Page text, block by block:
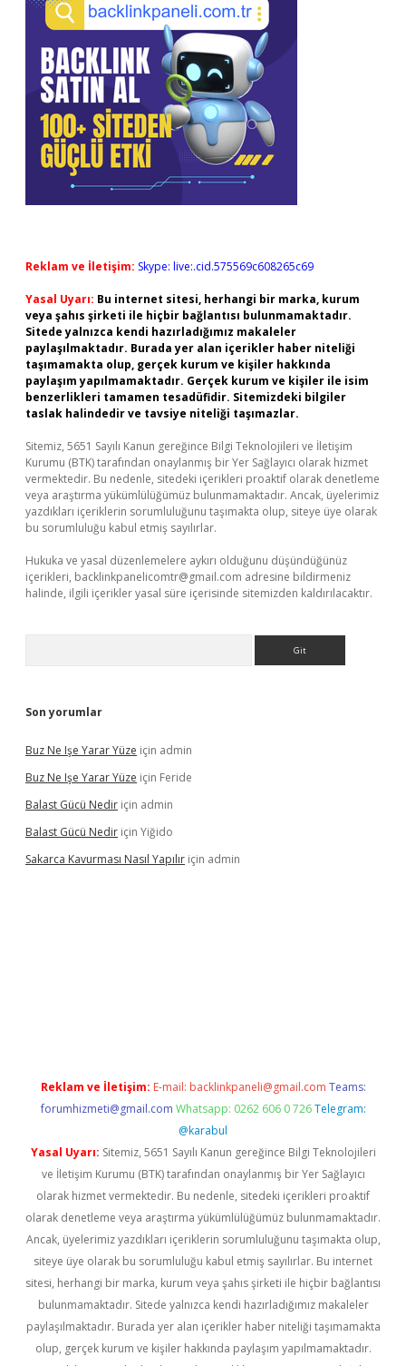
Reklam ve İletişim: Skype: live:.cid.575569c608265c69
Yasal Uyarı: Bu internet sitesi, herhangi bir marka, kurum
veya şahıs şirketi ile hiçbir bağlantısı bulunmamaktadır.
Sitede yalnızca kendi hazırladığımız makaleler
paylaşılmaktadır. Burada yer alan içerikler haber niteliği
taşımamakta olup, gerçek kurum ve kişiler hakkında
paylaşım yapılmamaktadır. Gerçek kurum ve kişiler ile isim
benzerlikleri tamamen tesadüfidir. Sitemizdeki bilgiler
taslak halindedir ve tavsiye niteliği taşımazlar.
Sitemiz, 5651 Sayılı Kanun gereğince Bilgi Teknolojileri ve İletişim
Kurumu (BTK) tarafından onaylanmış bir Yer Sağlayıcı olarak hizmet
vermektedir. Bu nedenle, sitedeki içerikleri proaktif olarak denetleme
veya araştırma yükümlülüğümüz bulunmamaktadır. Ancak, üyelerimiz
yazdıkları içeriklerin sorumluluğunu taşımakta olup, siteye üye olarak
bu sorumluluğu kabul etmiş sayılırlar.
Hukuka ve yasal düzenlemelere aykırı olduğunu düşündüğünüz
içerikleri, backlinkpanelicomtr@gmail.com adresine bildirmeniz
halinde, ilgili içerikler yasal süre içerisinde sitemizden kaldırılacaktır.
Son yorumlar
Buz Ne Işe Yarar Yüze için admin
Buz Ne Işe Yarar Yüze için Feride
Balast Gücü Nedir için admin
Balast Gücü Nedir için Yiğido
Sakarca Kavurması Nasıl Yapılır için admin
Reklam ve İletişim: E-mail: backlinkpaneli@gmail.com Teams:
forumhizmeti@gmail.com Whatsapp: 0262 606 0 726 Telegram:
@karabul
Yasal Uyarı: Sitemiz, 5651 Sayılı Kanun gereğince Bilgi Teknolojileri
ve İletişim Kurumu (BTK) tarafından onaylanmış bir Yer Sağlayıcı
olarak hizmet vermektedir. Bu nedenle, sitedeki içerikleri proaktif
olarak denetleme veya araştırma yükümlülüğümüz bulunmamaktadır.
Ancak, üyelerimiz yazdıkları içeriklerin sorumluluğunu taşımakta olup,
siteye üye olarak bu sorumluluğu kabul etmiş sayılırlar. Bu internet
sitesi, herhangi bir marka, kurum veya şahıs şirketi ile hiçbir bağlantısı
bulunmamaktadır. Sitede yalnızca kendi hazırladığımız makaleler
paylaşılmaktadır. Burada yer alan içerikler haber niteliği taşımamakta
olup, gerçek kurum ve kişiler hakkında paylaşım yapılmamaktadır.